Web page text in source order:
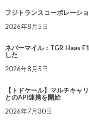
フジトランスコーポレーシ
2026年8月5日
ネバーマイル：TGR Haas
した
2026年8月5日
【トドケール】マルチキャ
とのAPI連携を開始
2026年7月30日